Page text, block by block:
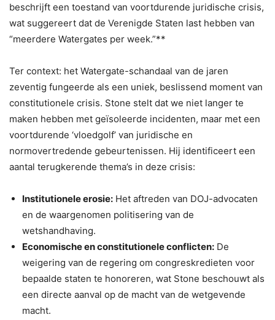
beschrijft een toestand van voortdurende juridische crisis,
wat suggereert dat de Verenigde Staten last hebben van
“meerdere Watergates per week.”**
Ter context: het Watergate-schandaal van de jaren
zeventig fungeerde als een uniek, beslissend moment van
constitutionele crisis. Stone stelt dat we niet langer te
maken hebben met geïsoleerde incidenten, maar met een
voortdurende ‘vloedgolf’ van juridische en
normovertredende gebeurtenissen. Hij identificeert een
aantal terugkerende thema’s in deze crisis:
Institutionele erosie: Het aftreden van DOJ-advocaten
en de waargenomen politisering van de
wetshandhaving.
Economische en constitutionele conflicten: De
weigering van de regering om congreskredieten voor
bepaalde staten te honoreren, wat Stone beschouwt als
een directe aanval op de macht van de wetgevende
macht.